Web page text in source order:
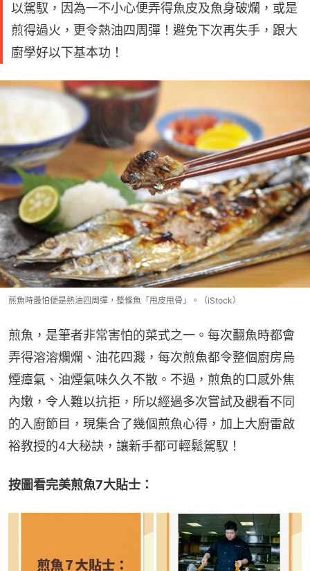
以駕馭，因為一不小心便弄得魚皮及魚身破爛，或是
煎得過火，更令熱油四周彈！避免下次再失手，跟大
廚學好以下基本功！
煎魚時最怕便是熱油四周彈，整條魚「甩皮甩骨」。（iStock）
煎魚，是筆者非常害怕的菜式之一。每次翻魚時都會
弄得溶溶爛爛、油花四濺，每次煎魚都令整個廚房烏
煙瘴氣、油煙氣味久久不散。不過，煎魚的口感外焦
內嫩，令人難以抗拒，所以經過多次嘗試及觀看不同
的入廚節目，現集合了幾個煎魚心得，加上大廚雷啟
裕教授的4大秘訣，讓新手都可輕鬆駕馭！
按圖看完美煎魚7大貼士：